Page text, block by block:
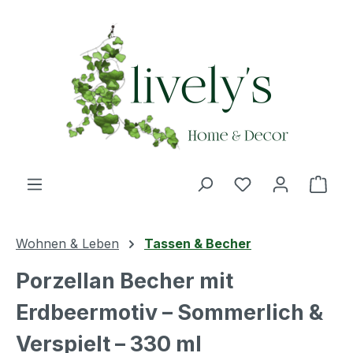
Du hast 0
Wohnen & Leben Tassen & Becher
Porzellan Becher mit
Erdbeermotiv – Sommerlich &
Verspielt – 330 ml